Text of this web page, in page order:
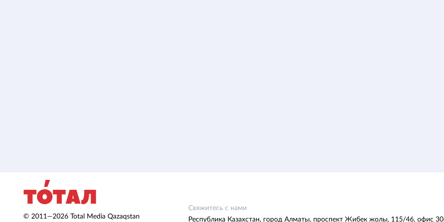
© 2011—2026 Total Media Qazaqstan
Свяжитесь с нами
Республика Казахстан, город Алматы, проспект Жибек жолы, 115/46, офис